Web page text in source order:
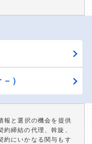
）
報と選択の機会を提供
締結の代理、斡旋、
約にいかなる関与もす